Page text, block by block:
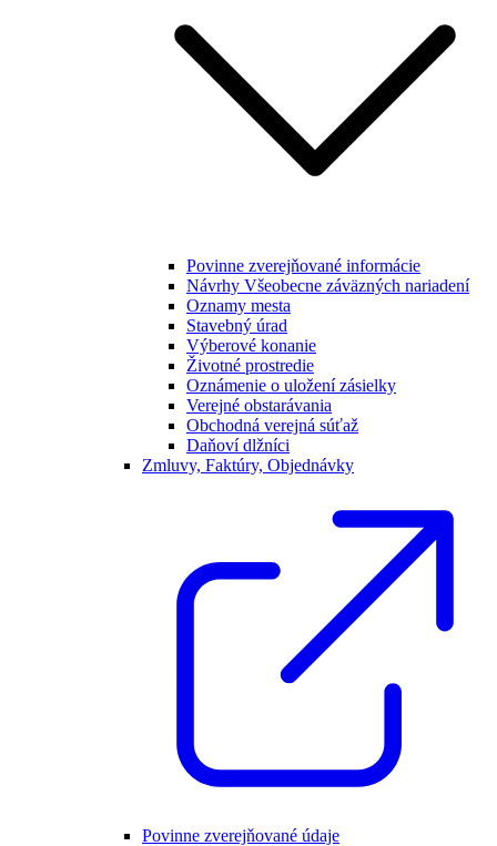
Povinne zverejňované informácie
Návrhy Všeobecne záväzných nariadení
Oznamy mesta
Stavebný úrad
Výberové konanie
Životné prostredie
Oznámenie o uložení zásielky
Verejné obstarávania
Obchodná verejná súťaž
Daňoví dlžníci
Zmluvy, Faktúry, Objednávky
Povinne zverejňované údaje